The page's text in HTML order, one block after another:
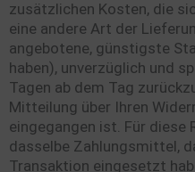
zusätzlichen Kosten, die
eine andere Art der
angebotene, günstigste
haben), unverzüglich und
Tagen ab dem Tag
Mitteilung über Ihren
eingegangen ist. Für diese
dasselbe Zahlungsmittel,
Transaktion eingesetzt